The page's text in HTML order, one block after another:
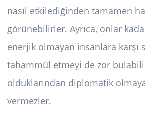
nasıl etkilediğinden tamamen
görünebilirler. Ayrıca, onlar
enerjik olmayan insanlara karşı
tahammül etmeyi de zor
olduklarından diplomatik
vermezler.